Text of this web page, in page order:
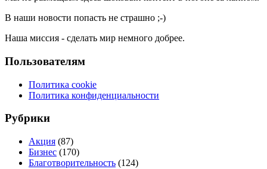
В наши новости попасть не страшно ;-)
Наша миссия - сделать мир немного добрее.
Пользователям
Политика cookie
Политика конфиденциальности
Рубрики
Акция (87)
Бизнес (170)
Благотворительность (124)